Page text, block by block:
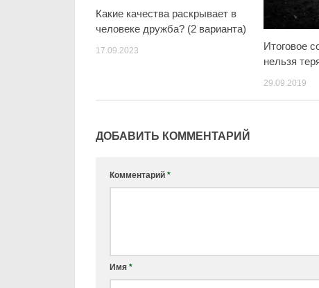
Какие качества раскрывает в
человеке дружба? (2 варианта)
17.09.2023
Итоговое
нельзя
29.09.2019
ДОБАВИТЬ КОММЕНТАРИЙ
Комментарий *
Имя *